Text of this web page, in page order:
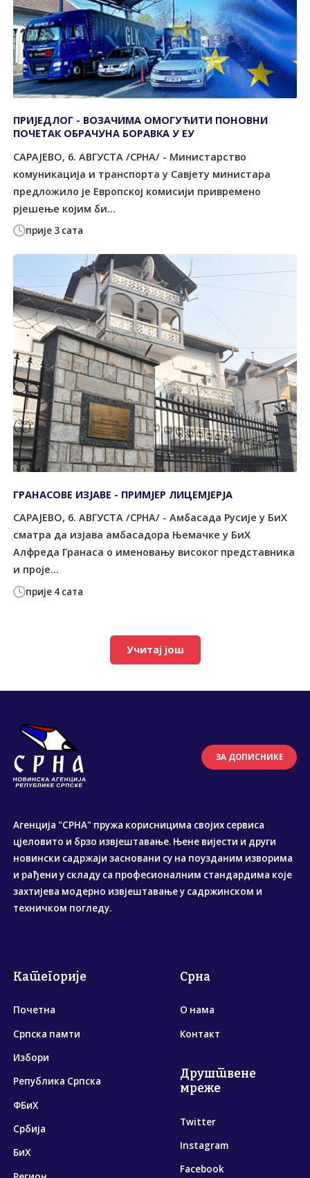
прије 3 сата
ПРИЈЕДЛОГ - ВОЗАЧИМА ОМОГУЋИТИ ПОНОВНИ
ПОЧЕТАК ОБРАЧУНА БОРАВКА У ЕУ
САРАЈЕВО, 6. АВГУСTА /СРНА/ - Министарство
комуникација и транспорта у Савјету министара
предложило је Европској комисији привремено
рјешење којим би...
прије 4 сата
ГРАНАСОВЕ ИЗЈАВЕ - ПРИМЈЕР ЛИЦЕМЈЕРЈА
САРАЈЕВО, 6. АВГУСТА /СРНА/ - Амбасада Русије у БиХ
сматра да изјава амбасадора Њемачке у БиХ
Алфреда Гранаса о именовању високог представника
и проје...
Учитај још
ЗА ДОПИСНИКЕ
Агенција "СРНА" пружа корисницима својих сервиса
цјеловито и брзо извјештавање. Њене вијести и други
новински садржаји засновани су на поузданим изворима
и рађени у складу са професионалним стандардима које
захтијева модерно извјештавање у садржинском и
техничком погледу.
Категорије
Почетна
Српска памти
Избори
Република Српска
ФБиХ
Србија
БиХ
Срна
О нама
Контакт
Друштвене
мреже
Twitter
Instagram
Facebook